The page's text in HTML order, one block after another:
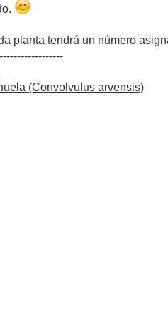
planta tendrá un número
(Convolvulus arvensis)